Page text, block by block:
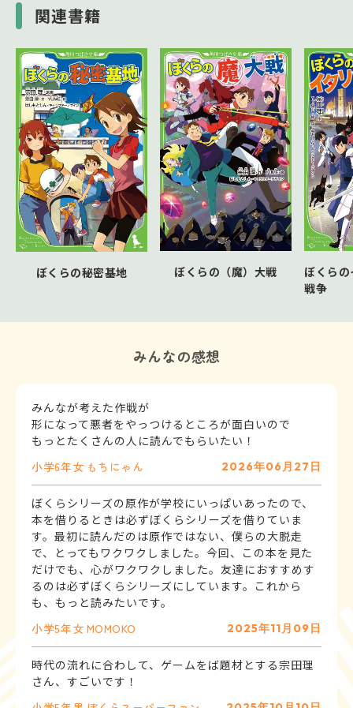
関連書籍
ぼくらの秘密基地 ぼくらの（魔）大戦
ぼくら
戦争
みんなの感想
みんなが考えた作戦が
形になって悪者をやっつけるところが面白いので
もっとたくさんの人に読んでもらいたい！
小学6年女 もちにゃん 2026年06月27日
ぼくらシリーズの原作が学校にいっぱいあったので、
本を借りるときは必ずぼくらシリーズを借りていま
す。最初に読んだのは原作ではない、僕らの大脱走
で、とってもワクワクしました。今回、この本を見た
だけでも、心がワクワクしました。友達におすすめす
るのは必ずぼくらシリーズにしています。これから
も、もっと読みたいです。
小学5年女 MOMOKO 2025年11月09日
時代の流れに合わして、ゲームをば題材とする宗田理
さん、すごいです！